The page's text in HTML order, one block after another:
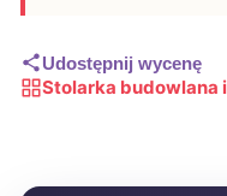
Udostępnij wycenę
Stolarka budowlana